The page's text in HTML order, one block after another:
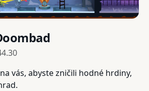
vás, abyste zničili hodné hrdiny,